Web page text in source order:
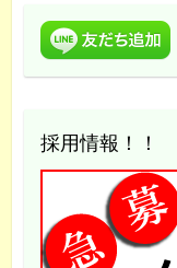
採用情報！！